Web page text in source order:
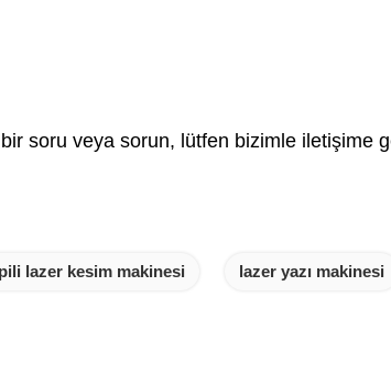
soru veya sorun, lütfen bizimle
lazer kesim makinesi lazer yazı makinesi